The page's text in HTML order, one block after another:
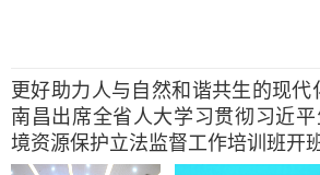
更好助力人与自然和谐共生的现代
南昌出席全省人大学习贯彻习近
境资源保护立法监督工作培训班开